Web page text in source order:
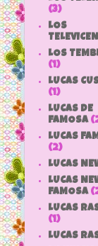
(3)
LOS
LOS
(1)
LUCAS
(1)
LUCAS DE
FAMOSA
LUCAS
(2)
LUCAS
LUCAS
FAMOSA
LUCAS
(1)
LUCAS